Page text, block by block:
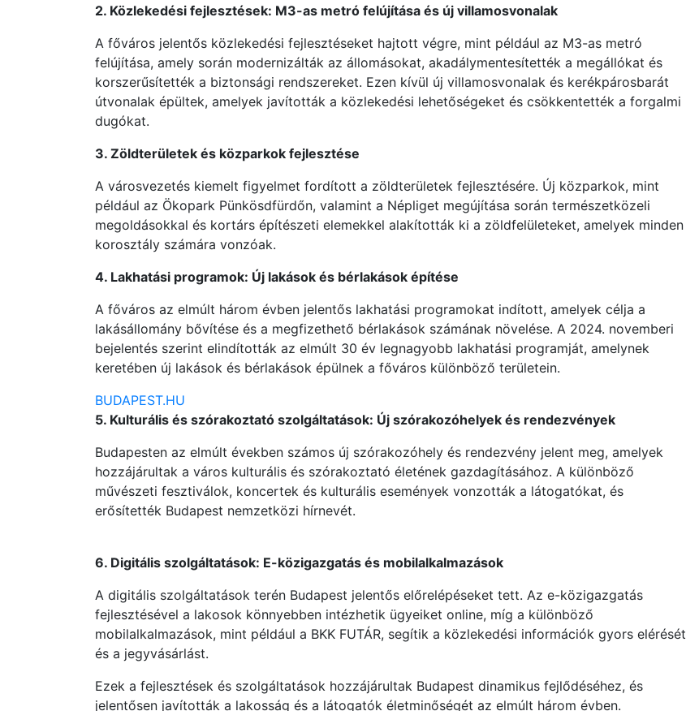
2. Közlekedési fejlesztések: M3-as metró felújítása és új villamosvonalak
A főváros jelentős közlekedési fejlesztéseket hajtott végre, mint például az M3-as metró
felújítása, amely során modernizálták az állomásokat, akadálymentesítették a megállókat és
korszerűsítették a biztonsági rendszereket. Ezen kívül új villamosvonalak és kerékpárosbarát
útvonalak épültek, amelyek javították a közlekedési lehetőségeket és csökkentették a forgalmi
dugókat.
3. Zöldterületek és közparkok fejlesztése
A városvezetés kiemelt figyelmet fordított a zöldterületek fejlesztésére. Új közparkok, mint
például az Ökopark Pünkösdfürdőn, valamint a Népliget megújítása során természetközeli
megoldásokkal és kortárs építészeti elemekkel alakították ki a zöldfelületeket, amelyek minden
korosztály számára vonzóak.
4. Lakhatási programok: Új lakások és bérlakások építése
A főváros az elmúlt három évben jelentős lakhatási programokat indított, amelyek célja a
lakásállomány bővítése és a megfizethető bérlakások számának növelése. A 2024. novemberi
bejelentés szerint elindították az elmúlt 30 év legnagyobb lakhatási programját, amelynek
keretében új lakások és bérlakások épülnek a főváros különböző területein.
BUDAPEST.HU
5. Kulturális és szórakoztató szolgáltatások: Új szórakozóhelyek és rendezvények
Budapesten az elmúlt években számos új szórakozóhely és rendezvény jelent meg, amelyek
hozzájárultak a város kulturális és szórakoztató életének gazdagításához. A különböző
művészeti fesztiválok, koncertek és kulturális események vonzották a látogatókat, és
erősítették Budapest nemzetközi hírnevét.
6. Digitális szolgáltatások: E-közigazgatás és mobilalkalmazások
A digitális szolgáltatások terén Budapest jelentős előrelépéseket tett. Az e-közigazgatás
fejlesztésével a lakosok könnyebben intézhetik ügyeiket online, míg a különböző
mobilalkalmazások, mint például a BKK FUTÁR, segítik a közlekedési információk gyors elérését
és a jegyvásárlást.
Ezek a fejlesztések és szolgáltatások hozzájárultak Budapest dinamikus fejlődéséhez, és
jelentősen javították a lakosság és a látogatók életminőségét az elmúlt három évben.